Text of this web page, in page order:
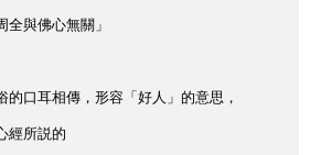
全與佛心無關」
的口耳相傳，形容「好人」的意思，
經所説的